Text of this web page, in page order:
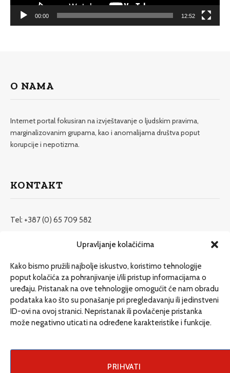
Upravljanje kolačićima
Kako bismo pružili najbolje iskustvo, koristimo tehnologije
poput kolačića za pohranjivanje i/ili pristup informacijama o
uređaju. Pristanak na ove tehnologije omogućit će nam obradu
podataka kao što su ponašanje pri pregledavanju ili jedinstveni
ID-ovi na ovoj stranici. Nepristanak ili povlačenje pristanka
može negativno uticati na određene karakteristike i funkcije.
PRIHVATI
00:00 12:52
O NAMA
Internet portal fokusiran na izvještavanje o ljudskim pravima,
marginalizovanim grupama, kao i anomalijama društva poput
korupcije i nepotizma.
KONTAKT
Tel: +387 (0) 65 709 582
redakcija@etrafika.net
Dosije
Drugi pišu
Društvo